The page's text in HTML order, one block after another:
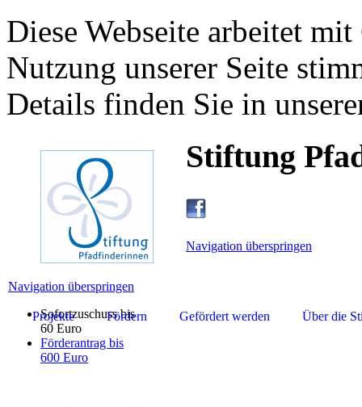
Diese Webseite arbeitet
Nutzung unserer Seite
Details finden Sie in
Stiftung
Navigation überspringen
Projekte Fördern Gefördert werden Über die
Navigation überspringen
Sofortzuschuss bis
60 Euro
Förderantrag bis
600 Euro